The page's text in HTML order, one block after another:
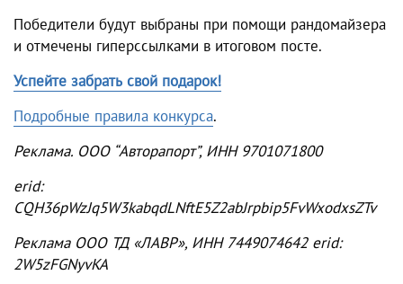
Победители будут выбраны при помощи рандомайзера
и отмечены гиперссылками в итоговом посте.
Успейте забрать свой подарок!
Подробные правила конкурса.
Реклама. ООО “Авторапорт”, ИНН 9701071800
erid:
CQH36pWzJq5W3kabqdLNftE5Z2abJrpbip5FvWxodxsZTv
Реклама ООО ТД «ЛАВР», ИНН 7449074642 erid:
2W5zFGNyvKA